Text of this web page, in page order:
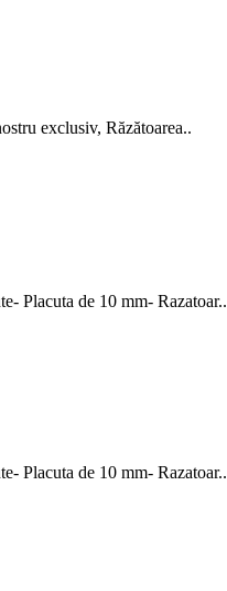
exclusiv, Răzătoarea..
Placuta de 10 mm- Razatoar..
Placuta de 10 mm- Razatoar..